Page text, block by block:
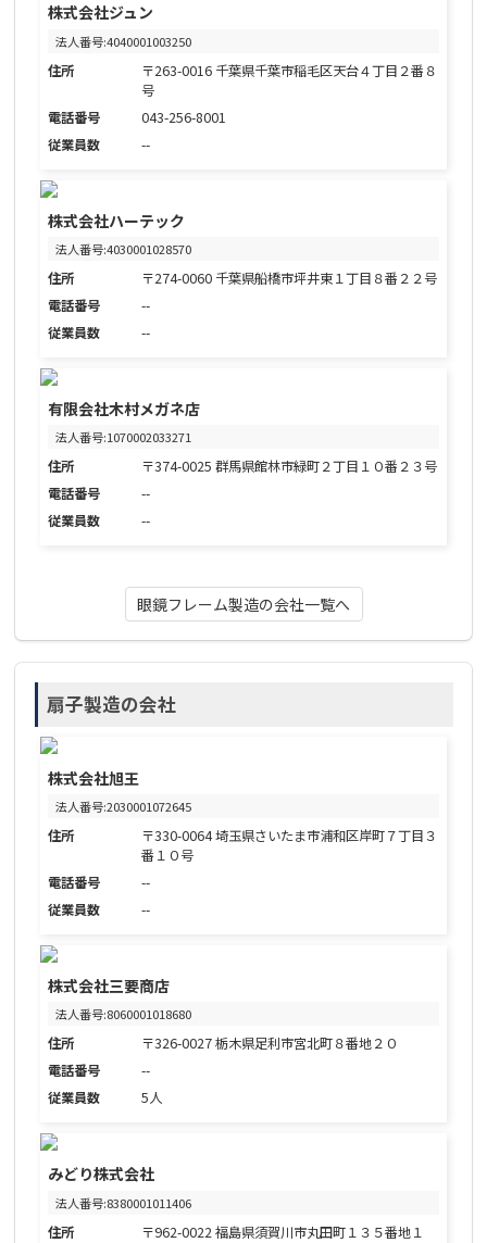
株式会社ジュン
法人番号:4040001003250
住所
〒263-0016 千葉県千葉市稲毛区天台４丁目２番８
号
電話番号
043-256-8001
従業員数
--
株式会社ハーテック
法人番号:4030001028570
住所
〒274-0060 千葉県船橋市坪井東１丁目８番２２号
電話番号
--
従業員数
--
有限会社木村メガネ店
法人番号:1070002033271
住所
〒374-0025 群馬県館林市緑町２丁目１０番２３号
電話番号
--
従業員数
--
眼鏡フレーム製造の会社一覧へ
扇子製造の会社
株式会社旭王
法人番号:2030001072645
住所
〒330-0064 埼玉県さいたま市浦和区岸町７丁目３
番１０号
電話番号
--
従業員数
--
株式会社三要商店
法人番号:8060001018680
住所
〒326-0027 栃木県足利市宮北町８番地２０
電話番号
--
従業員数
5人
みどり株式会社
法人番号:8380001011406
住所
〒962-0022 福島県須賀川市丸田町１３５番地１